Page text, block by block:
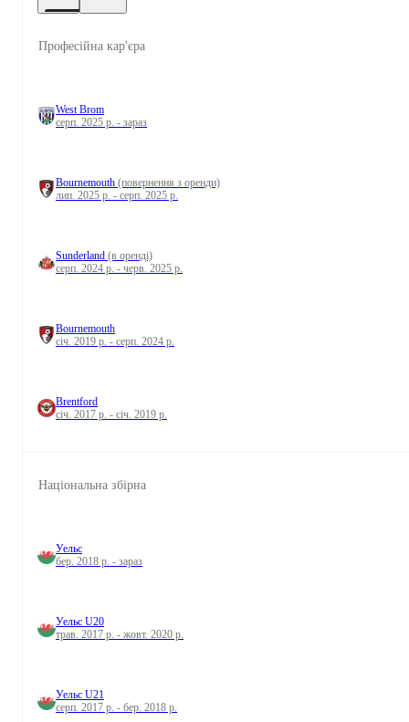
Професійна кар'єра
West Brom
серп. 2025 р. - зараз
Bournemouth (повернення з оренди)
лип. 2025 р. - серп. 2025 р.
Sunderland (в оренді)
серп. 2024 р. - черв. 2025 р.
Bournemouth
січ. 2019 р. - серп. 2024 р.
Brentford
січ. 2017 р. - січ. 2019 р.
Національна збірна
Уельс
бер. 2018 р. - зараз
Уельс U20
трав. 2017 р. - жовт. 2020 р.
Уельс U21
серп. 2017 р. - бер. 2018 р.